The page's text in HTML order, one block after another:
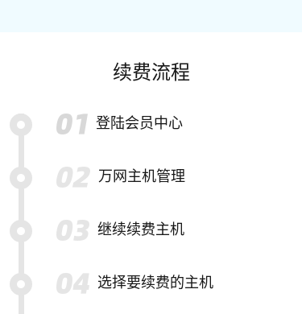
续费流程
登陆会员中心
万网主机管理
继续续费主机
选择要续费的主机